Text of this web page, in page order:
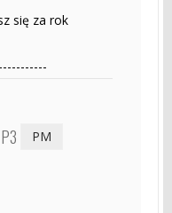
się za rok
PM